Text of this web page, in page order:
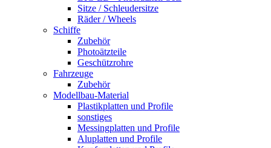
Sitze / Schleudersitze
Räder / Wheels
Schiffe
Zubehör
Photoätzteile
Geschützrohre
Fahrzeuge
Zubehör
Modellbau-Material
Plastikplatten und Profile
sonstiges
Messingplatten und Profile
Aluplatten und Profile